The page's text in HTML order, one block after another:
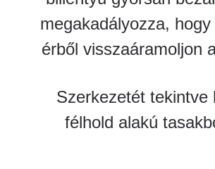
megakadályozza,
érből visszaáramoljon
Szerkezetét tekintve
félhold alakú